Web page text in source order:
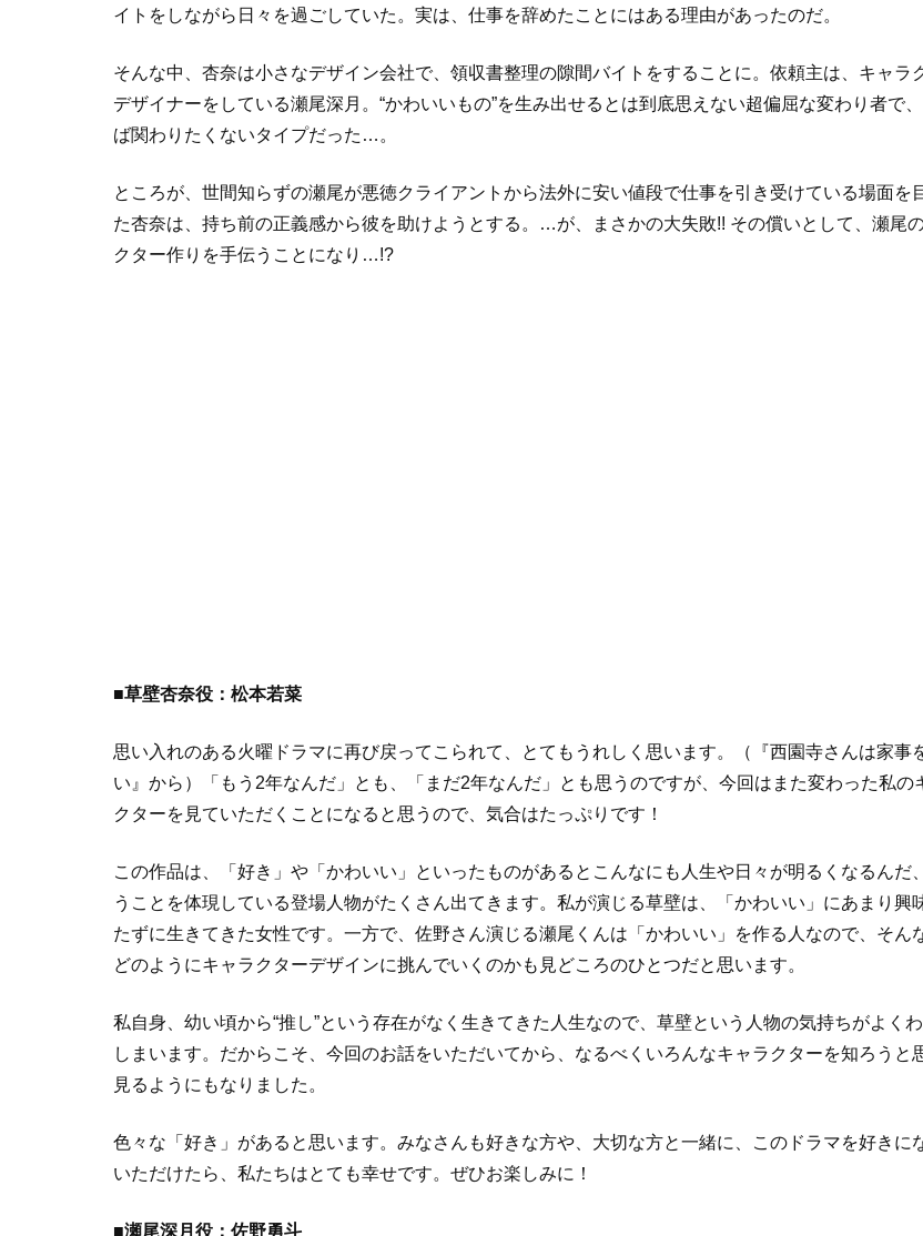
イトをしながら日々を過ごしていた。実は、仕事を辞めたことにはある理由があったのだ。
そんな中、杏奈は小さなデザイン会社で、領収書整理の隙間バイトをすることに。依頼主は、キャラ
デザイナーをしている瀬尾深月。“かわいいもの”を生み出せるとは到底思えない超偏屈な変わり者で
ば関わりたくないタイプだった…。
ところが、世間知らずの瀬尾が悪徳クライアントから法外に安い値段で仕事を引き受けている場面を
た杏奈は、持ち前の正義感から彼を助けようとする。…が、まさかの大失敗!! その償いとして、瀬尾
クター作りを手伝うことになり…!?
■草壁杏奈役：松本若菜
思い入れのある火曜ドラマに再び戻ってこられて、とてもうれしく思います。（『西園寺さんは家事
い』から）「もう2年なんだ」とも、「まだ2年なんだ」とも思うのですが、今回はまた変わった私の
クターを見ていただくことになると思うので、気合はたっぷりです！
この作品は、「好き」や「かわいい」といったものがあるとこんなにも人生や日々が明るくなるんだ
うことを体現している登場人物がたくさん出てきます。私が演じる草壁は、「かわいい」にあまり興
たずに生きてきた女性です。一方で、佐野さん演じる瀬尾くんは「かわいい」を作る人なので、そん
どのようにキャラクターデザインに挑んでいくのかも見どころのひとつだと思います。
私自身、幼い頃から“推し”という存在がなく生きてきた人生なので、草壁という人物の気持ちがよく
しまいます。だからこそ、今回のお話をいただいてから、なるべくいろんなキャラクターを知ろうと
見るようにもなりました。
色々な「好き」があると思います。みなさんも好きな方や、大切な方と一緒に、このドラマを好きに
いただけたら、私たちはとても幸せです。ぜひお楽しみに！
■瀬尾深月役：佐野勇斗